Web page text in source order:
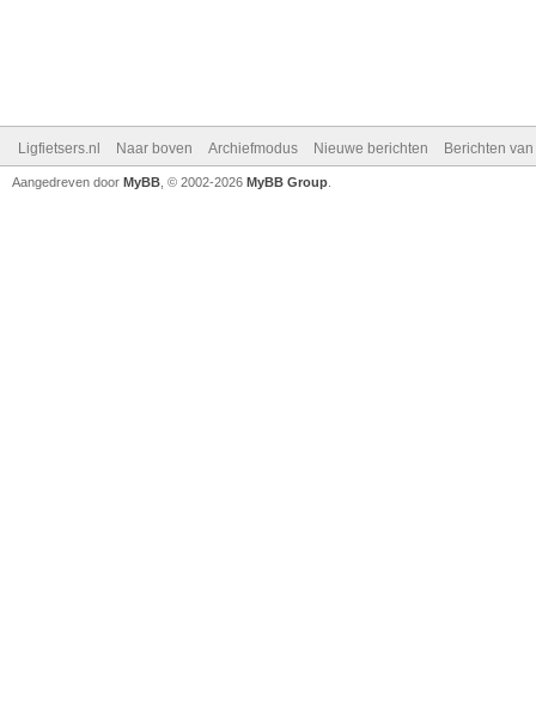
Ligfietsers.nl Naar boven Archiefmodus Nieuwe berichten Berichten
Aangedreven door MyBB , © 2002-2026 MyBB Group